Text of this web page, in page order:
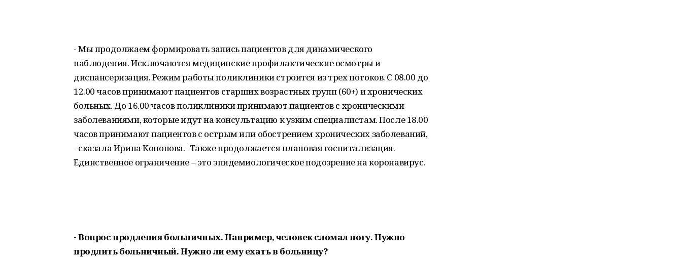
- Мы продолжаем формировать запись пациентов для динамического
наблюдения. Исключаются медицинские профилактические осмотры и
диспансеризация. Режим работы поликлиники строится из трех потоков. С 08.00 до
12.00 часов принимают пациентов старших возрастных групп (60+) и хронических
больных. До 16.00 часов поликлиники принимают пациентов с хроническими
заболеваниями, которые идут на консультацию к узким специалистам. После 18.00
часов принимают пациентов с острым или обострением хронических заболеваний,
- сказала Ирина Кононова.- Также продолжается плановая госпитализация.
Единственное ограничение – это эпидемиологическое подозрение на коронавирус.
- Вопрос продления больничных. Например, человек сломал ногу. Нужно
продлить больничный. Нужно ли ему ехать в больницу?